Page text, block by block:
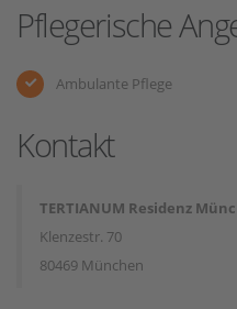
Pflegerische
Ambulante Pflege
Kontakt
TERTIANUM Residenz
Klenzestr. 70
80469 München